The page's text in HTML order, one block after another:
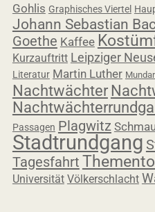
Gohlis Graphisches Viertel
Johann Sebastian
Goethe Kaffee
Kurzauftritt Leipziger
Literatur Martin Luther
Nachtwächter
Passagen Plagwitz
Stadtrundgang
Tagesfahrt
Universität Völkerschlacht